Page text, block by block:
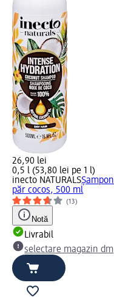
26,90 lei
0,5 l (53,80 lei pe 1 l)
inecto NATURALSŞampon
păr cocos, 500 ml
(13)
Notă
Livrabil
selectare magazin dm